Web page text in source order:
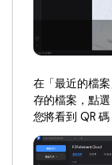
在「最近的檔
存的檔案，點
您將看到 QR 碼